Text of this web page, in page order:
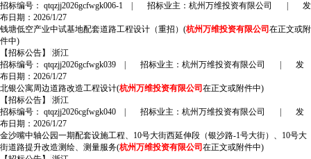
招标编号： qtqzjj2026gcfwgk006-1
招标业主：杭州万维投资有限公司
发
布日期：2026/1/27
钱塘低空产业中试基地配套道路工程设计（重招）(杭州万维投资有限公司 在正文或附
件中)
【招标公告】
浙江
招标编号： qtqzjj2026gcfwgk039
招标业主：杭州万维投资有限公司
发
布日期：2026/1/27
北银公寓周边道路改造工程设计(杭州万维投资有限公司 在正文或附件中)
【招标公告】
浙江
招标编号： qtqzjj2026cgfwgk040
招标业主：杭州万维投资有限公司
发
布日期：2026/1/27
金沙嘴中轴公园一期配套设施工程、10号大街西延伸段（银沙路-1号大街）、10号大
街道路提升改造测绘、测量服务(杭州万维投资有限公司 在正文或附件中)